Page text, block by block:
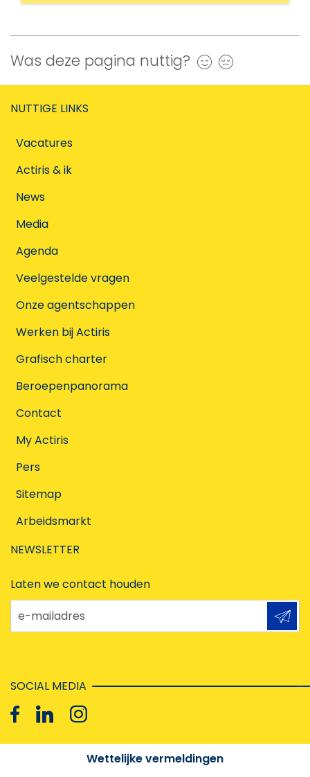
Was deze pagina nuttig? Ja
NUTTIGE LINKS
Vacatures
Actiris & ik
News
Media
Agenda
Veelgestelde vragen
Onze agentschappen
Werken bij Actiris
Grafisch charter
Beroepenpanorama
Contact
My Actiris
Pers
Sitemap
Arbeidsmarkt
NEWSLETTER
Laten we contact houden
e-mailadres
SOCIAL MEDIA
Wettelijke vermeldingen